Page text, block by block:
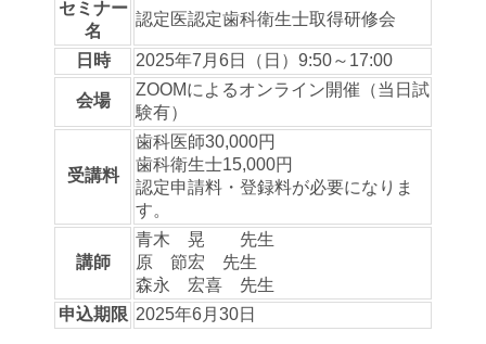
セミナー
名
認定医認定歯科衛生士取得研修会
日時 2025年7月6日（日）9:50～17:00
会場
ZOOMによるオンライン開催（当日試
験有）
受講料
歯科医師30,000円
歯科衛生士15,000円
認定申請料・登録料が必要になりま
す。
講師
青木 晃 先生
原 節宏 先生
森永 宏喜 先生
申込期限 2025年6月30日